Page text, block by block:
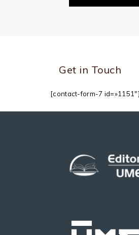
Get in Touch
[contact-form-7 id=»1151″]